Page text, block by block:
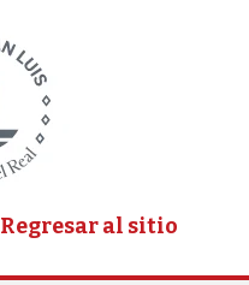
Regresar al sitio